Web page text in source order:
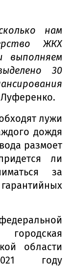
нам
ЖКХ
выполняем
30
лужи
дождя
размоет
ли
за
области
году